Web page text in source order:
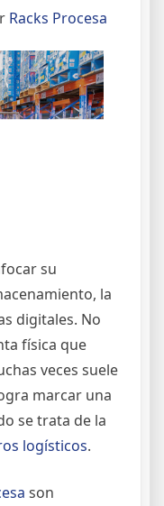
Racks Procesa
su
la
digitales. No
física que
veces suele
marcar una
se trata de la
logísticos.
son